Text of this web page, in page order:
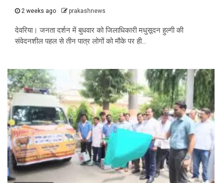
2 weeks ago prakashnews
देवरिया। जनता दर्शन में बुधवार को जिलाधिकारी मधुसूदन हुल्गी की
संवेदनशील पहल से तीन पात्र लोगों को मौके पर ही...